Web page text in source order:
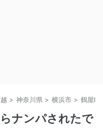
> 神奈川県 > 横浜市 > 鶴屋町
ナンパされたで